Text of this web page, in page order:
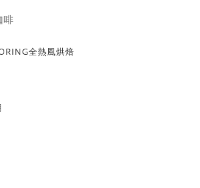
啡
全熱風烘焙